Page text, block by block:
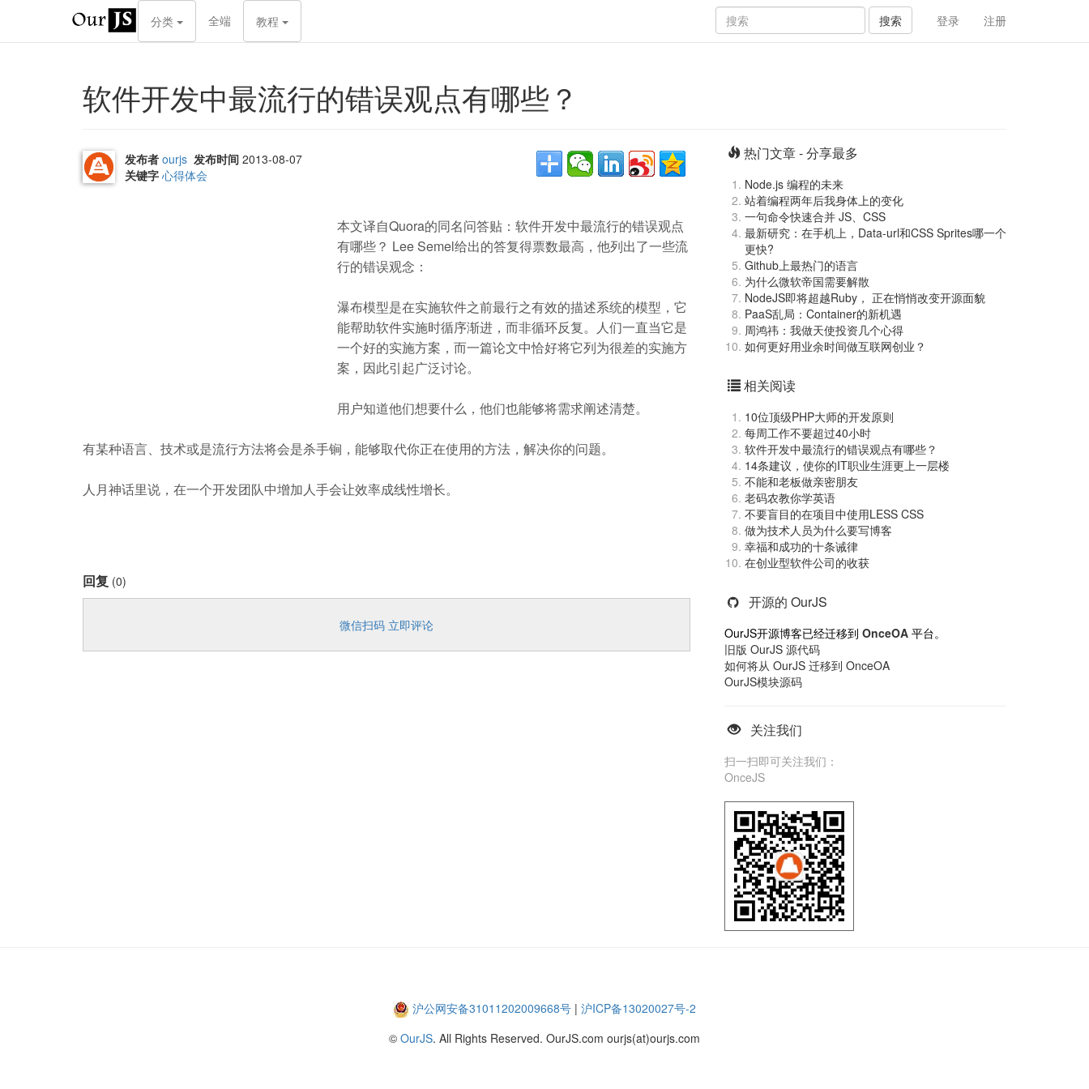
登录 注册
搜索
分类 全端 教程
软件开发中最流行的错误观点有哪些？
发布者 ourjs 发布时间 2013-08-07
关键字 心得体会
本文译自Quora的同名问答贴：软件开发中最流行的错误观点
有哪些？ Lee Semel给出的答复得票数最高，他列出了一些流
行的错误观念：
瀑布模型是在实施软件之前最行之有效的描述系统的模型，它
能帮助软件实施时循序渐进，而非循环反复。人们一直当它是
一个好的实施方案，而一篇论文中恰好将它列为很差的实施方
案，因此引起广泛讨论。
用户知道他们想要什么，他们也能够将需求阐述清楚。
有某种语言、技术或是流行方法将会是杀手锏，能够取代你正在使用的方法，解决你的问题。
人月神话里说，在一个开发团队中增加人手会让效率成线性增长。
回复 (0)
微信扫码 立即评论
热门文章 - 分享最多
Node.js 编程的未来
站着编程两年后我身体上的变化
一句命令快速合并 JS、CSS
最新研究：在手机上，Data-url和CSS Sprites哪一个
更快?
Github上最热门的语言
为什么微软帝国需要解散
NodeJS即将超越Ruby， 正在悄悄改变开源面貌
PaaS乱局：Container的新机遇
周鸿祎：我做天使投资几个心得
如何更好用业余时间做互联网创业？
相关阅读
10位顶级PHP大师的开发原则
每周工作不要超过40小时
软件开发中最流行的错误观点有哪些？
14条建议，使你的IT职业生涯更上一层楼
不能和老板做亲密朋友
老码农教你学英语
不要盲目的在项目中使用LESS CSS
做为技术人员为什么要写博客
幸福和成功的十条诫律
在创业型软件公司的收获
开源的 OurJS
OurJS开源博客已经迁移到 OnceOA 平台。
旧版 OurJS 源代码
如何将从 OurJS 迁移到 OnceOA
OurJS模块源码
关注我们
扫一扫即可关注我们：
OnceJS
沪公网安备31011202009668号 | 沪ICP备13020027号-2
© OurJS. All Rights Reserved. OurJS.com ourjs(at)ourjs.com